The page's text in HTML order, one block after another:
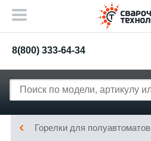
8(800) 333-64-34
Горелки для полуавтоматов